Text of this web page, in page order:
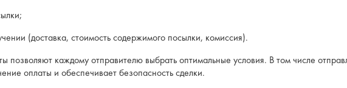
(доставка, стоимость содержимого посылки, комиссия).
позволяют каждому отправителю выбрать оптимальные условия. В том числе
оплаты и обеспечивает безопасность сделки.